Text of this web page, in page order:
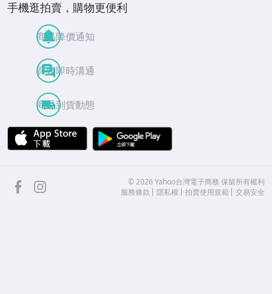
手機逛拍賣，購物更便利
商品降價通知
買賣即時溝通
商品到貨動態
APP Store
facebook ©2026 Yahoo台灣電子商務 保留所有權利
服務條款
隱私權 拍賣使用規範 交易安全